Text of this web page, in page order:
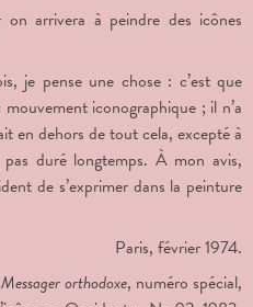
arrivera à peindre des icônes
je pense une chose : c’est que
iconographique ; il n’a
en dehors de tout cela, excepté à
pas duré longtemps. À mon avis,
de s’exprimer dans la peinture
Paris, février 1974.
orthodoxe, numéro spécial,